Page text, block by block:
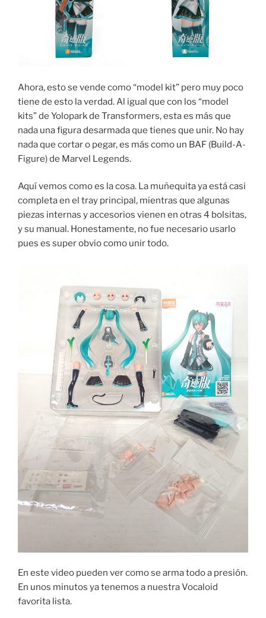
Ahora, esto se vende como “model kit” pero muy poco
tiene de esto la verdad. Al igual que con los “model
kits” de Yolopark de Transformers, esta es más que
nada una figura desarmada que tienes que unir. No hay
nada que cortar o pegar, es más como un BAF (Build-A-
Figure) de Marvel Legends.
Aquí vemos como es la cosa. La muñequita ya está casi
completa en el tray principal, mientras que algunas
piezas internas y accesorios vienen en otras 4 bolsitas,
y su manual. Honestamente, no fue necesario usarlo
pues es super obvio como unir todo.
En este video pueden ver como se arma todo a presión.
En unos minutos ya tenemos a nuestra Vocaloid
favorita lista.